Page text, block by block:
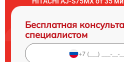
Бесплатная
специалистом